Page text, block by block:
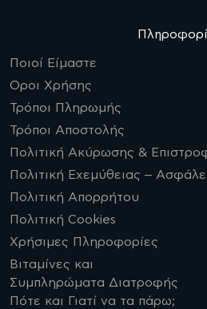
Ποιοί Είμαστε
Οροι Χρήσης
Τρόποι Πληρωμής
Τρόποι Αποστολής
Πολιτική Ακύρωσης &
Πολιτική Εχεμύθειας –
Πολιτική Απορρήτου
Πολιτική Cookies
Χρήσιμες Πληροφορίες
Βιταμίνες και
Συμπληρώματα Διατροφής
Πότε και Γιατί να τα πάρω;